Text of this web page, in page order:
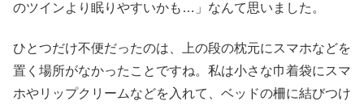
のツインより眠りやすいかも…」なんて思いました。
ひとつだけ不便だったのは、上の段の枕元にスマホなどを
置く場所がなかったことですね。私は小さな巾着袋にスマ
ホやリップクリームなどを入れて、ベッドの柵に結びつけ